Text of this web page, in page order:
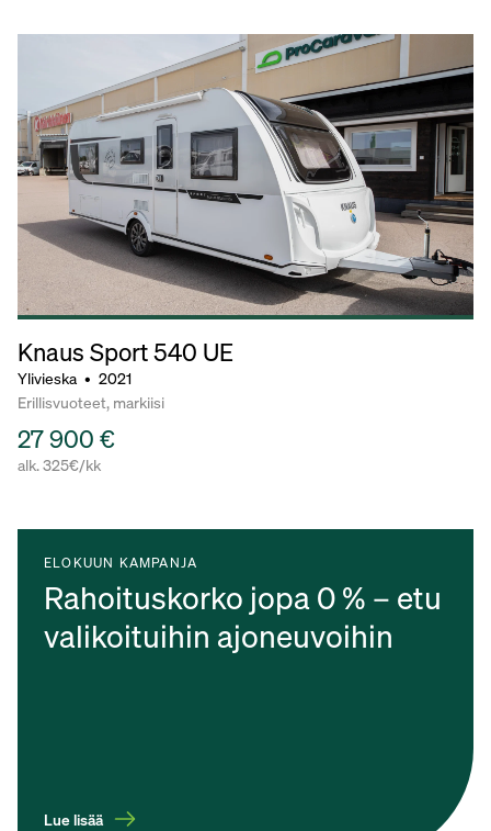
Knaus Sport540 UE
Ylivieska • 2021
Erillisvuoteet, markiisi
27 900 €
alk. 325€/kk
ELOKUUN KAMPANJA
Rahoituskorko jopa 0 % – etu
valikoituihin ajoneuvoihin
Lue lisää